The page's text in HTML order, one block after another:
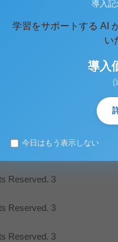
キストデータがみえます。 )
Reserved.
Reserved. 3
Reserved. 3
Reserved. 3
Reserved. 3
導入
学習をサポートする AI
い
導入
(
今日はもう表示しない